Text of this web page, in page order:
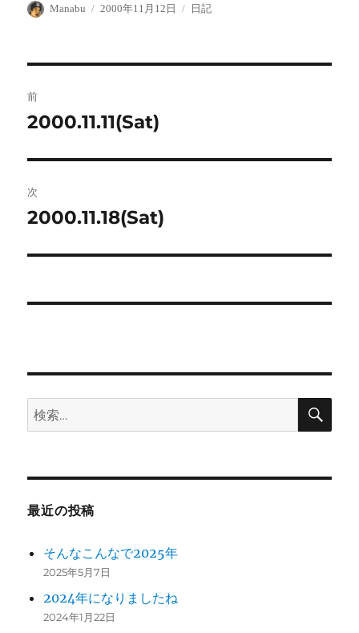
投
Manabu
投
2000年11月12日
カ
日記
稿
ビ
ゲ
ー
前
前
投
稿:
2000.11.11(Sat)
次
次
投
2000.11.18(Sat)
検
索:
検
最近の投稿
そんなこんなで2025年
2025年5月7日
2024年になりましたね
2024年1月22日